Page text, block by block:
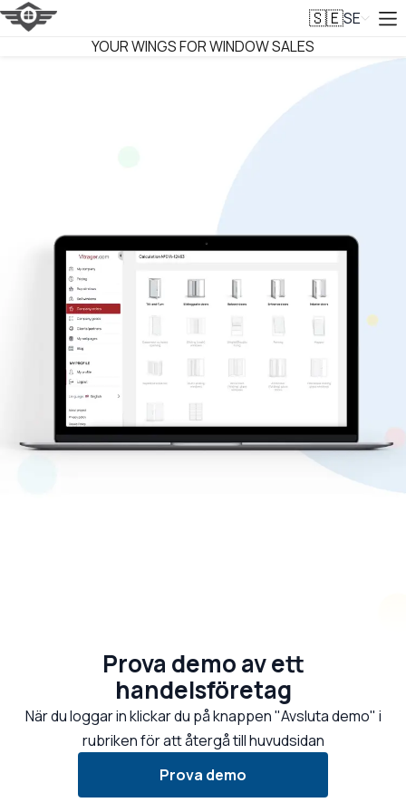
VITRAGER
YOUR WINGS FOR WINDOW SALES
🇸🇪SE
Prova demo av ett
handelsföretag
När du loggar in klickar du på knappen "Avsluta demo" i
rubriken för att återgå till huvudsidan
Prova demo